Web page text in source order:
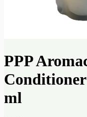
PPP
ml